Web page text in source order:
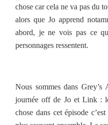
chose car cela ne va pas du
alors que Jo apprend
abord, je ne vois pas ce
personnages ressentent.
Nous sommes dans
journée off de Jo et Link :
chose dans cet épisode